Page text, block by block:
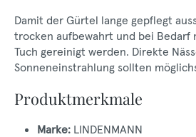
Damit der Gürtel lange gepflegt
trocken aufbewahrt und bei Bedarf
Tuch gereinigt werden. Direkte
Sonneneinstrahlung sollten
Produktmerkmale
Marke: LINDENMANN